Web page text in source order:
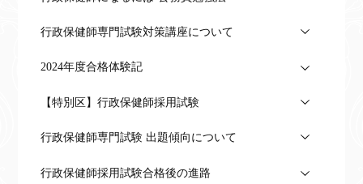
行政保健師専門試験対策講座について
2024年度合格体験記
【特別区】行政保健師採用試験
行政保健師専門試験 出題傾向について
行政保健師採用試験合格後の進路